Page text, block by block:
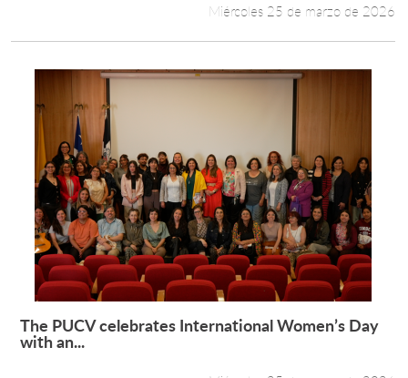
Miércoles 25 de marzo de 2026
Leer más +
The PUCV celebrates International Women’s Day
with an...